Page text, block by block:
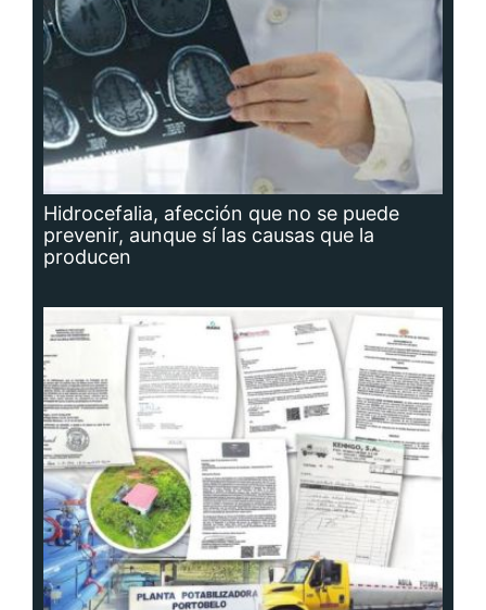
Hidrocefalia, afección que no se puede
prevenir, aunque sí las causas que la
producen